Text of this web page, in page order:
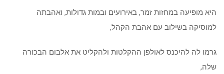
היא מופיעה במחזות זמר, באירועים ובמות גדולות, ואהבתה
למוסיקה בשילוב עם אהבת הקהל,
גרמו לה להיכנס לאולפן ההקלטות ולהקליט את אלבום הבכורה
שלה,